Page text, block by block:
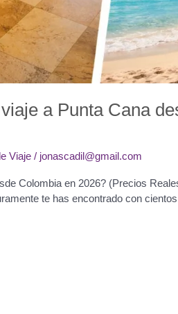
a Punta Cana
Viaje / jonascadil@gmail.com
Colombia en 2026? (Precios
te has encontrado con